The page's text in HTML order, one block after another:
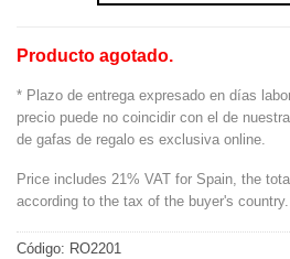
Producto agotado.
* Plazo de entrega expresado en días
precio puede no coincidir con el de
de gafas de regalo es exclusiva online.
Price includes 21% VAT for Spain, the
according to the tax of the buyer's country.
Código: RO2201